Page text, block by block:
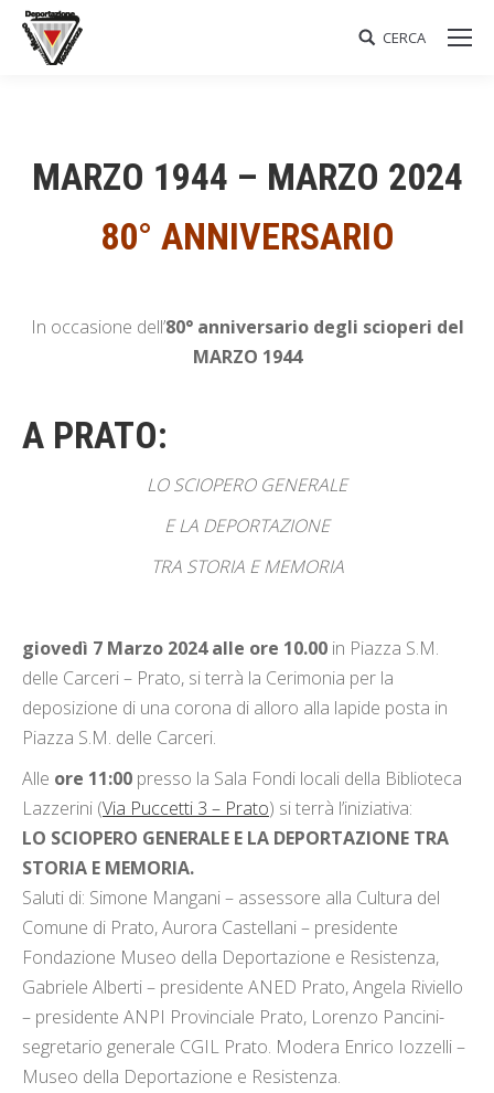
Search:
CERCA
MARZO 1944 – MARZO 2024
80° ANNIVERSARIO
In occasione dell’80° anniversario degli scioperi del
MARZO 1944
A PRATO:
LO SCIOPERO GENERALE
E LA DEPORTAZIONE
TRA STORIA E MEMORIA
giovedì 7 Marzo 2024 alle ore 10.00 in Piazza S.M.
delle Carceri – Prato, si terrà la Cerimonia per la
deposizione di una corona di alloro alla lapide posta in
Piazza S.M. delle Carceri.
Alle ore 11:00 presso la Sala Fondi locali della Biblioteca
Lazzerini (Via Puccetti 3 – Prato) si terrà l’iniziativa:
LO SCIOPERO GENERALE E LA DEPORTAZIONE TRA
STORIA E MEMORIA.
Saluti di: Simone Mangani – assessore alla Cultura del
Comune di Prato, Aurora Castellani – presidente
Fondazione Museo della Deportazione e Resistenza,
Gabriele Alberti – presidente ANED Prato, Angela Riviello
– presidente ANPI Provinciale Prato, Lorenzo Pancini-
segretario generale CGIL Prato. Modera Enrico Iozzelli –
Museo della Deportazione e Resistenza.